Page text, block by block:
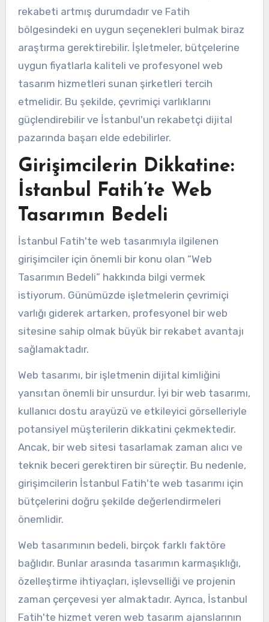
rekabeti artmış durumdadır ve Fatih
bölgesindeki en uygun seçenekleri bulmak biraz
araştırma gerektirebilir. İşletmeler, bütçelerine
uygun fiyatlarla kaliteli ve profesyonel web
tasarım hizmetleri sunan şirketleri tercih
etmelidir. Bu şekilde, çevrimiçi varlıklarını
güçlendirebilir ve İstanbul'un rekabetçi dijital
pazarında başarı elde edebilirler.
Girişimcilerin Dikkatine:
İstanbul Fatih’te Web
Tasarımın Bedeli
İstanbul Fatih'te web tasarımıyla ilgilenen
girişimciler için önemli bir konu olan “Web
Tasarımın Bedeli” hakkında bilgi vermek
istiyorum. Günümüzde işletmelerin çevrimiçi
varlığı giderek artarken, profesyonel bir web
sitesine sahip olmak büyük bir rekabet avantajı
sağlamaktadır.
Web tasarımı, bir işletmenin dijital kimliğini
yansıtan önemli bir unsurdur. İyi bir web tasarımı,
kullanıcı dostu arayüzü ve etkileyici görselleriyle
potansiyel müşterilerin dikkatini çekmektedir.
Ancak, bir web sitesi tasarlamak zaman alıcı ve
teknik beceri gerektiren bir süreçtir. Bu nedenle,
girişimcilerin İstanbul Fatih'te web tasarımı için
bütçelerini doğru şekilde değerlendirmeleri
önemlidir.
Web tasarımının bedeli, birçok farklı faktöre
bağlıdır. Bunlar arasında tasarımın karmaşıklığı,
özelleştirme ihtiyaçları, işlevselliği ve projenin
zaman çerçevesi yer almaktadır. Ayrıca, İstanbul
Fatih'te hizmet veren web tasarım ajanslarının